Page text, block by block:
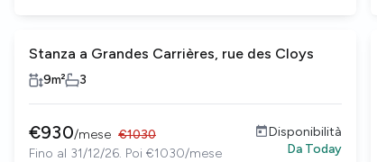
Stanza a Grandes Carrières, rue des Cloys
9m² 3
€930/mese €1030
Fino al 31/12/26. Poi €1030/mese
Disponibilità
Da Today